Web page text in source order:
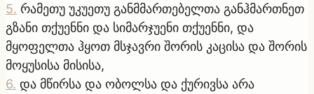
5. რამეთუ უკუეთუ განმმართებელთა განჰმართნეთ
გზანი თქუენნი და სიმარჯუენი თქუენნი, და
მყოფელთა ჰყოთ მსჯავრი შორის კაცისა და შორის
მოყუსისა მისისა,
6. და მწირსა და ობოლსა და ქურივსა არა